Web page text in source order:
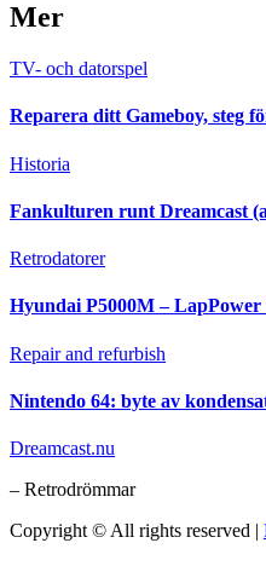
Mer
TV- och datorspel
Reparera ditt Gameboy, steg
Historia
Fankulturen runt Dreamcast
Retrodatorer
Hyundai P5000M – LapPower
Repair and refurbish
Nintendo 64: byte av
Dreamcast.nu
– Retrodrömmar
Copyright © All rights reserved |